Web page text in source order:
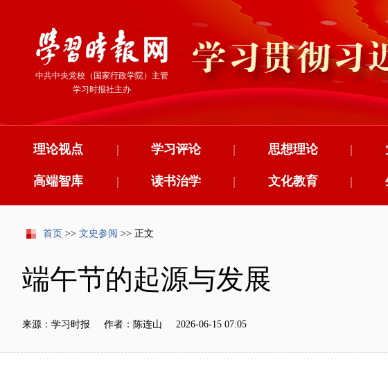
中共中央党校（国家行政学院）主管
学习时报社主办
理论视点 学习评论
| 思想理论
| |
高端智库 读书治学
| 文化教育
| |
首页 >> 文史参阅 >> 正文
端午节的起源与发展
来源：学习时报 作者：陈连山 2026-06-15 07:05